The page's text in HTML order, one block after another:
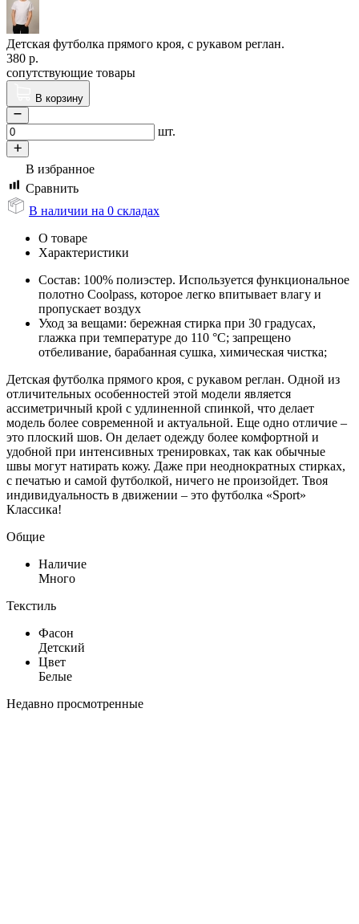
Детская футболка прямого кроя, с рукавом реглан.
380 р.
сопутствующие товары
В корзину
шт.
В избранное
Сравнить
В наличии на 0 складах
О товаре
Характеристики
Состав: 100% полиэстер. Используется функциональное
полотно Coolpass, которое легко впитывает влагу и
пропускает воздух
Уход за вещами: бережная стирка при 30 градусах,
глажка при температуре до 110 °C; запрещено
отбеливание, барабанная сушка, химическая чистка;
Детская футболка прямого кроя, с рукавом реглан. Одной из
отличительных особенностей этой модели является
ассиметричный крой с удлиненной спинкой, что делает
модель более современной и актуальной. Еще одно отличие –
это плоский шов. Он делает одежду более комфортной и
удобной при интенсивных тренировках, так как обычные
швы могут натирать кожу. Даже при неоднократных стирках,
с печатью и самой футболкой, ничего не произойдет. Твоя
индивидуальность в движении – это футболка «Sport»
Классика!
Общие
Наличие
Много
Текстиль
Фасон
Детский
Цвет
Белые
Недавно просмотренные